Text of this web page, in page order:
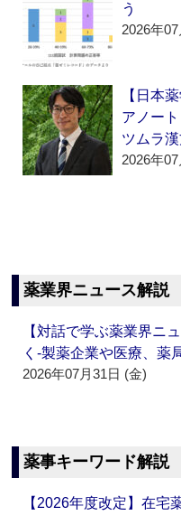
う
2026年
【日本
アノー
ツムラ
2026年
薬業界ニュース解説
【対話で学ぶ薬業界ニ
く‐製薬企業や医療、
2026年07月31日 (金)
薬事キーワード解説
【2026年度改定】在宅